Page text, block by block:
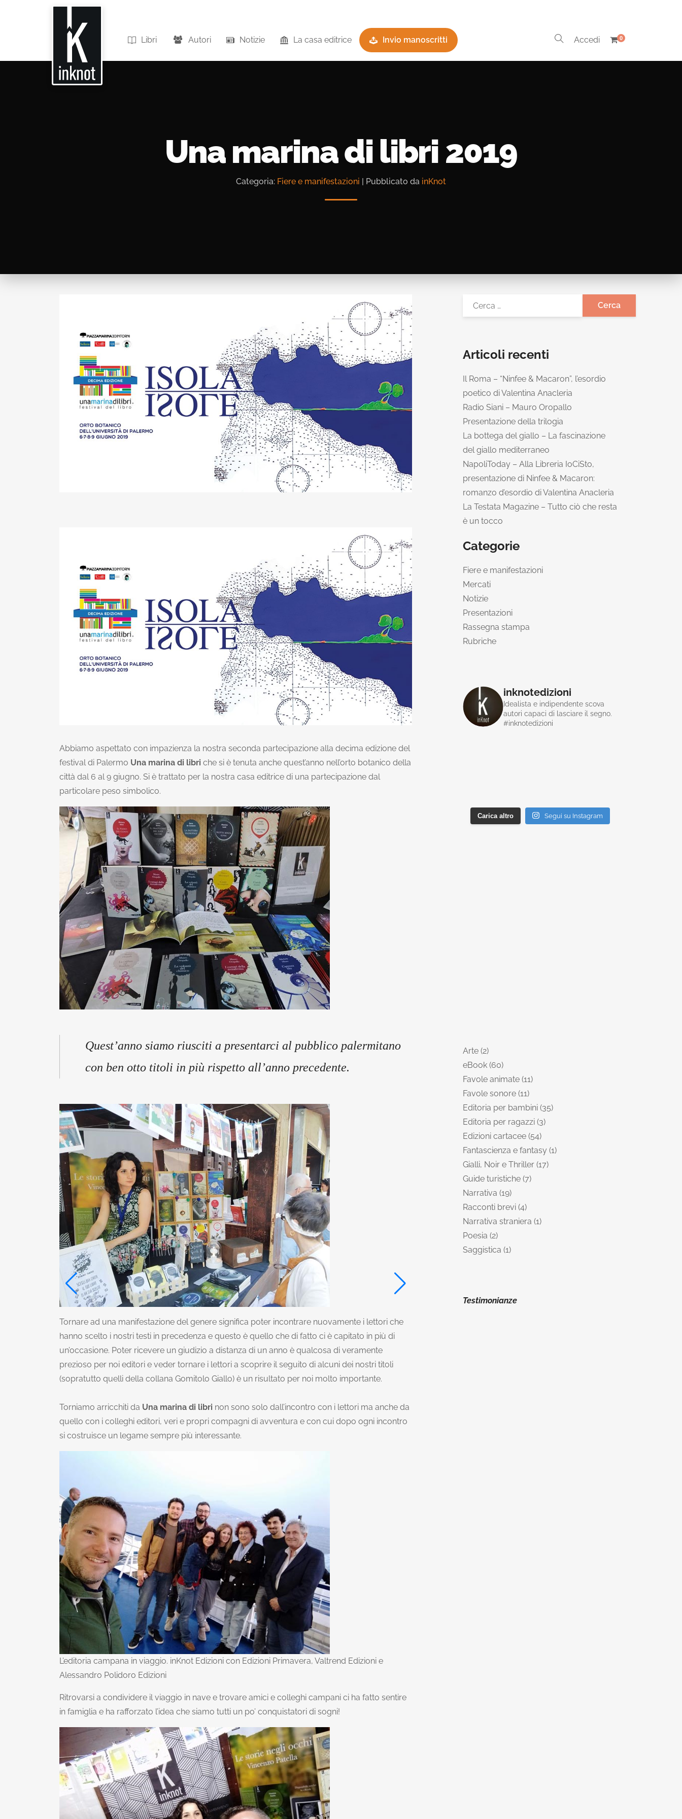
Libri Autori Notizie La casa editrice Invio manoscritti Accedi 0
Una marina di libri 2019
Categoria: Fiere e manifestazioni | Pubblicato da inKnot
Abbiamo aspettato con impazienza la nostra seconda partecipazione alla decima edizione del
festival di Palermo Una marina di libri che si è tenuta anche quest’anno nell’orto botanico della
città dal 6 al 9 giugno. Si è trattato per la nostra casa editrice di una partecipazione dal
particolare peso simbolico.
Quest’anno siamo riusciti a presentarci al pubblico palermitano
con ben otto titoli in più rispetto all’anno precedente.
Tornare ad una manifestazione del genere significa poter incontrare nuovamente i lettori che
hanno scelto i nostri testi in precedenza e questo è quello che di fatto ci è capitato in più di
un’occasione. Poter ricevere un giudizio a distanza di un anno è qualcosa di veramente
prezioso per noi editori e veder tornare i lettori a scoprire il seguito di alcuni dei nostri titoli
(sopratutto quelli della collana Gomitolo Giallo) è un risultato per noi molto importante.
Torniamo arricchiti da Una marina di libri non sono solo dall’incontro con i lettori ma anche da
quello con i colleghi editori, veri e propri compagni di avventura e con cui dopo ogni incontro
si costruisce un legame sempre più interessante.
L’editoria campana in viaggio. inKnot Edizioni con Edizioni Primavera, Valtrend Edizioni e
Alessandro Polidoro Edizioni
Ritrovarsi a condividere il viaggio in nave e trovare amici e colleghi campani ci ha fatto sentire
in famiglia e ha rafforzato l’idea che siamo tutti un po’ conquistatori di sogni!
Articoli recenti
Il Roma – “Ninfee & Macaron”, l’esordio
poetico di Valentina Anacleria
Radio Siani – Mauro Oropallo
Presentazione della trilogia
La bottega del giallo – La fascinazione
del giallo mediterraneo
NapoliToday – Alla Libreria IoCiSto,
presentazione di Ninfee & Macaron:
romanzo d’esordio di Valentina Anacleria
La Testata Magazine – Tutto ciò che resta
è un tocco
Categorie
Fiere e manifestazioni
Mercati
Notizie
Presentazioni
Rassegna stampa
Rubriche
inknotedizioni
Idealista e indipendente scova
autori capaci di lasciare il segno.
#inknotedizioni
Carica altro Segui su Instagram
Arte 2
eBook 60
Favole animate 11
Favole sonore 11
Editoria per bambini 35
Editoria per ragazzi 3
Edizioni cartacee 54
Fantascienza e fantasy 1
Gialli, Noir e Thriller 17
Guide turistiche 7
Narrativa 19
Racconti brevi 4
Narrativa straniera 1
Poesia 2
Saggistica 1
Testimonianze